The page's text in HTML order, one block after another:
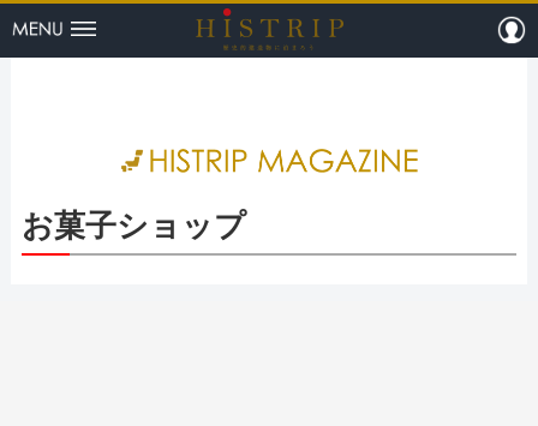
HISTRIP（
お菓子ショップ